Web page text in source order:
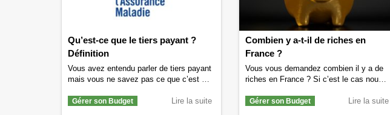
Qu’est-ce que le tiers payant ?
Définition
Vous avez entendu parler de tiers payant
mais vous ne savez pas ce que c’est ?
endroit. Nous allons vous dire ce qu’est
Lire la suite
Gérer son Budget
Combien y a-t-il de riches en
France ?
Vous vous demandez combien il y a de
riches en France ? Si c’est le cas nous
avant de vous dire combien il y a de
Lire la suite
Gérer son Budget